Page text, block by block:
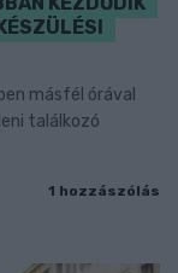
másfél órával
találkozó
1 hozzászólás